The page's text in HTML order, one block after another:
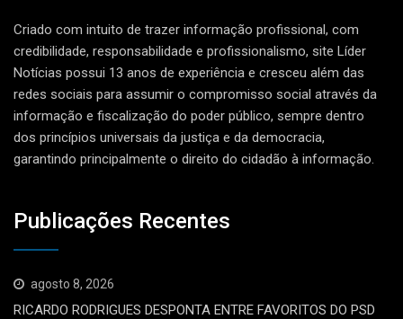
Criado com intuito de trazer informação profissional, com
credibilidade, responsabilidade e profissionalismo, site Líder
Notícias possui 13 anos de experiência e cresceu além das
redes sociais para assumir o compromisso social através da
informação e fiscalização do poder público, sempre dentro
dos princípios universais da justiça e da democracia,
garantindo principalmente o direito do cidadão à informação.
Publicações Recentes
agosto 8, 2026
RICARDO RODRIGUES DESPONTA ENTRE FAVORITOS DO PSD